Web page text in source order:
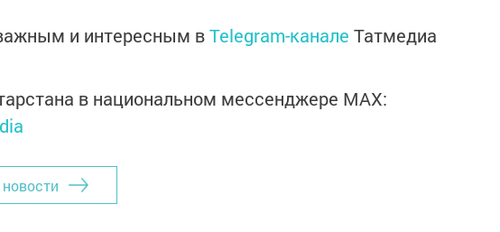
и интересным вTelegram-канале Татмедиа
в национальном мессенджере MАХ: